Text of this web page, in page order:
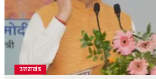
उत्तराखंड